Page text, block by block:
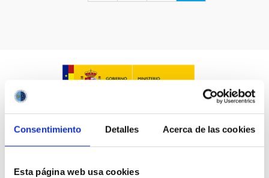
Consentimiento Detalles Acerca de las cookies
Esta página web usa cookies
ASTROFÍSICAS